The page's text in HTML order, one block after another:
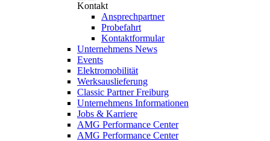
Kontakt
Ansprechpartner
Probefahrt
Kontaktformular
Unternehmens News
Events
Elektromobilität
Werksauslieferung
Classic Partner Freiburg
Unternehmens Informationen
Jobs & Karriere
AMG Performance Center
AMG Performance Center